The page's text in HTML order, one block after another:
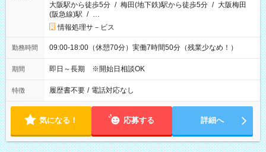
大阪駅から徒歩5分 / 梅田(地下鉄)駅から徒歩5分 / 大阪梅田
(阪急線)駅 / …
情報処理サ－ビス
勤務時間 09:00-18:00（休憩70分）実働7時間50分（残業少なめ！）
期間 即日～長期 ※開始日相談OK
特徴 履歴書不要 / 電話対応なし
気になる！ 応募する 詳細へ